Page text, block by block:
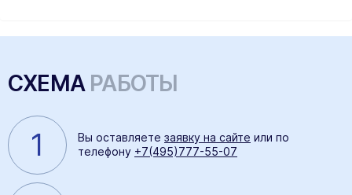
СХЕМА РАБОТЫ
1 Вы оставляете заявку на сайте или по
телефону +7(495)777-55-07